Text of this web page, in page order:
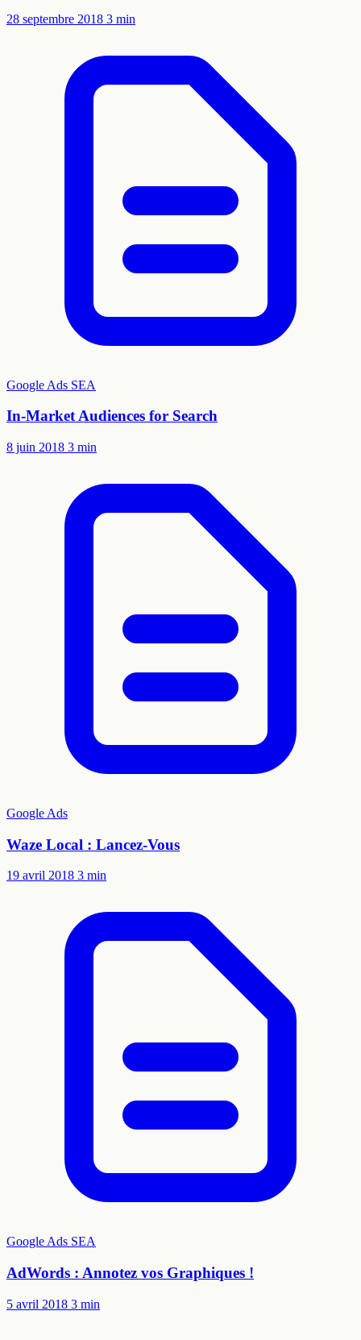
28 septembre 2018 3 min
Google Ads SEA
In-Market Audiences for Search
8 juin 2018 3 min
Google Ads
Waze Local : Lancez-Vous
19 avril 2018 3 min
Google Ads SEA
AdWords : Annotez vos Graphiques !
5 avril 2018 3 min